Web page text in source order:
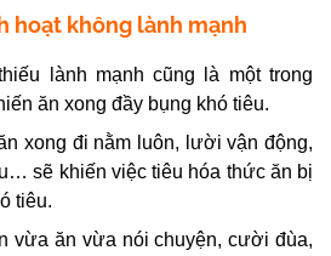
hoạt không lành mạnh
lành mạnh cũng là một trong
ăn xong đầy bụng khó tiêu.
xong đi nằm luôn, lười vận động,
sẽ khiến việc tiêu hóa thức ăn bị
tiêu.
vừa ăn vừa nói chuyện, cười đùa,